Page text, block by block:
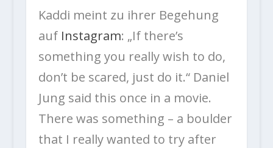
Kaddi meint zu ihrer Begehung
auf Instagram: „If there’s
something you really wish to do,
don’t be scared, just do it.“ Daniel
Jung said this once in a movie.
There was something – a boulder
that I really wanted to try after